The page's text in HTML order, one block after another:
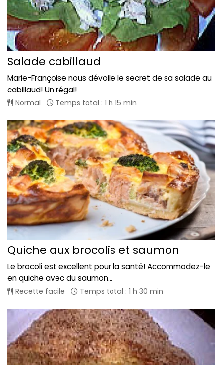
Salade cabillaud
Marie-Françoise nous dévoile le secret de sa salade au
cabillaud! Un régal!
Normal Temps total : 1 h 15 min
Quiche aux brocolis et saumon
Le brocoli est excellent pour la santé! Accommodez-le
en quiche avec du saumon...
Recette facile Temps total : 1 h 30 min